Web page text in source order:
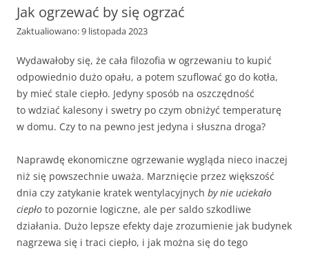
Jak ogrzewać by się ogrzać
Zaktualiowano: 9 listopada 2023
Wydawałoby się, że cała filozofia w ogrzewaniu to kupić
odpowiednio dużo opału, a potem szuflować go do kotła,
by mieć stale ciepło. Jedyny sposób na oszczędność
to wdziać kalesony i swetry po czym obniżyć temperaturę
w domu. Czy to na pewno jest jedyna i słuszna droga?
Naprawdę ekonomiczne ogrzewanie wygląda nieco inaczej
niż się powszechnie uważa. Marznięcie przez większość
dnia czy zatykanie kratek wentylacyjnych by nie uciekało
ciepło to pozornie logiczne, ale per saldo szkodliwe
działania. Dużo lepsze efekty daje zrozumienie jak budynek
nagrzewa się i traci ciepło, i jak można się do tego